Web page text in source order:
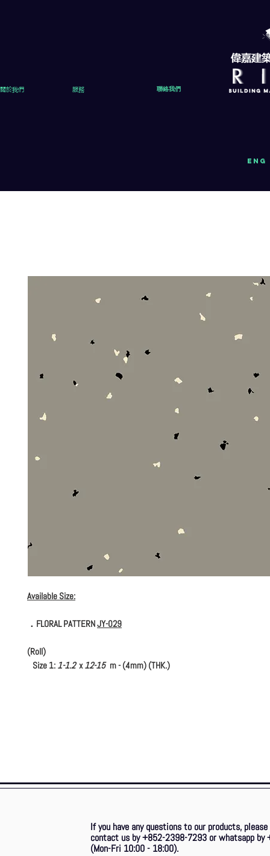
關於我們 服務 聯絡我們
eng
Available Size:
．FLORAL PATTERNJY-029
(Roll)
Size 1: 1-1.2x12-15m - (4mm) (THK.)
If you have any questions to our products,
contact us by +852-2398-7293 or whatsapp by
(Mon-Fri 10:00 - 18:00).